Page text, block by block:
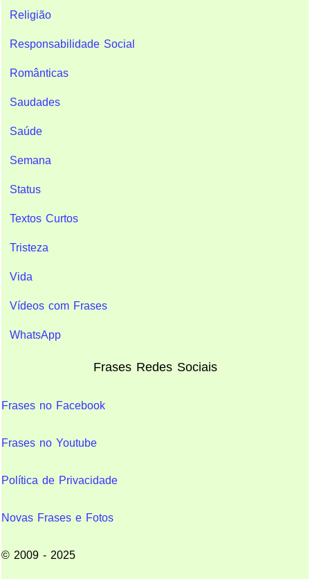
Religião
Responsabilidade Social
Românticas
Saudades
Saúde
Semana
Status
Textos Curtos
Tristeza
Vida
Vídeos com Frases
WhatsApp
Frases Redes Sociais
Frases no Facebook
Frases no Youtube
Política de Privacidade
Novas Frases e Fotos
© 2009 - 2025